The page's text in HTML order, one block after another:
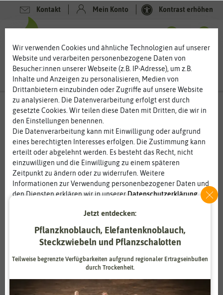
Kontakt Mein Konto Kontrast erhöhen
Vergrößern durch berühren
Wir verwenden Cookies und ähnliche Technologien auf unserer
Website und verarbeiten personenbezogene Daten von
Besucher:innen unserer Webseite (z.B. IP-Adresse), um z.B.
Inhalte und Anzeigen zu personalisieren, Medien von
Drittanbietern einzubinden oder Zugriffe auf unsere Website
zu analysieren. Die Datenverarbeitung erfolgt erst durch
gesetzte Cookies. Wir teilen diese Daten mit Dritten, die wir in
den Einstellungen benennen.
Die Datenverarbeitung kann mit Einwilligung oder aufgrund
eines berechtigten Interesses erfolgen. Die Zustimmung kann
erteilt oder abgelehnt werden. Es besteht das Recht, nicht
einzuwilligen und die Einwilligung zu einem späteren
Zeitpunkt zu ändern oder zu widerrufen. Weitere
Informationen zur Verwendung personenbezogener Daten und
den Diensten erklären wir in unsererDaten­schutz­erklärung.
Weitere Einstellungen
Jetzt entdecken:
Pflanzknoblauch, Elefantenknoblauch,
Steckzwiebeln und Pflanzschalotten
Teilweise begrenzte Verfügbarkeiten aufgrund regionaler Ertragseinbußen
durch Trockenheit.